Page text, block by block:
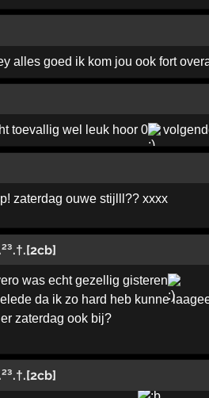
alles goed ik kom jou ook fort
toevallig wel leuk hoor 0
zaterdag ouwe stijlll?? xxxx
was echt gezellig gisteren
da ik zo hard heb kunne
zaterdag ook bij?